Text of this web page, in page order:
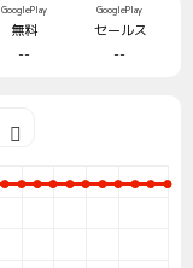
GooglePlay
無料
--
GooglePlay
セールス
--